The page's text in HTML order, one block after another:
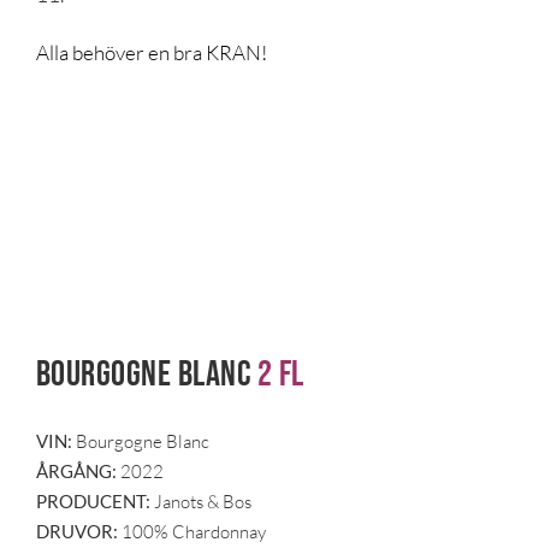
Alla behöver en bra KRAN!
Bourgogne Blanc2 fl
VIN: Bourgogne Blanc
ÅRGÅNG: 2022
PRODUCENT: Janots & Bos
DRUVOR: 100% Chardonnay